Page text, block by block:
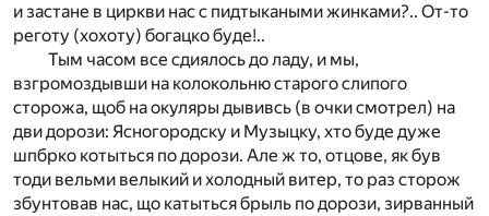
и застане в циркви нас с пидтыкаными жинками?.. От-то
реготу (хохоту) богацко буде!..
Тым часом все сдиялось до ладу, и мы,
взгромоздывши на колокольню старого слипого
сторожа, щоб на окуляры дывивсь (в очки смотрел) на
дви дорози: Ясногородску и Музыцку, хто буде дуже
шпбрко котыться по дорози. Але ж то, отцове, як був
тоди вельми велыкий и холодный витер, то раз сторож
збунтовав нас, що катыться брыль по дорози, зирванный